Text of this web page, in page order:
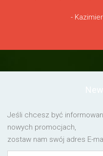
-
Jeśli chcesz być
nowych promocjach,
zostaw nam swój adres E-